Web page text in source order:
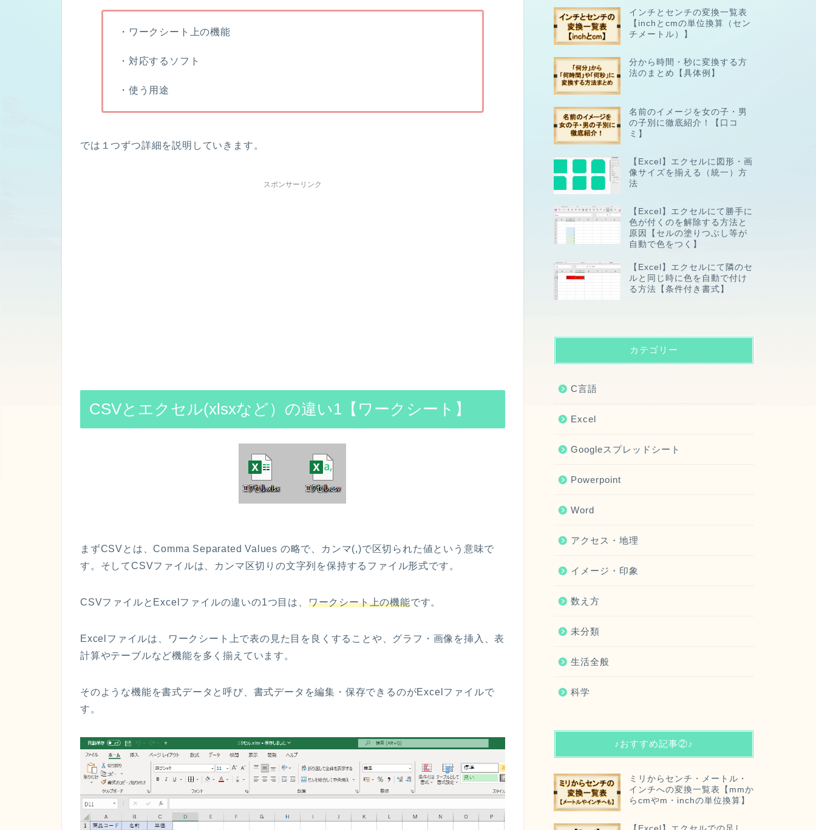
・ ワークシート上の機能
・ 対応する ソフト
・使う用途
では １つずつ詳細を説明していきます。
スポンサーリンク
CSVとエクセル(xlsxなど）の違い1【ワークシート】
まずCSVとは、Comma Separated Values の略で、 カンマ(,)で区切 られた値という意味で
す。そしてCSVファイルは、カンマ区切りの文字列を保持するファイル形式です 。
CSVファイルと Excel ファイルの違いの1つ目は、 ワークシート上の機能です。
Excel ファイルは、 ワークシート上で表の見た目を良くすることや グラフ・画像を挿入、表
計算やテーブルなど機能を多く揃えています。
そのような機能を書式データ と呼び、書式データを編集・保存でき るのがExcel ファイルで
す 。
インチとセンチの変換一覧表
【inchとcmの単位換算（セン
チメートル）】
分から時間・秒に変換する方
法のまとめ【具体例】
名前のイメージを女の子・男
の子別に徹底紹介！【口コ
ミ】
【Excel】エクセルに図形・画
像サイズを揃える（統一）方
法
【Excel】エクセルにて勝手に
色が付くのを解除する方法と
原因【セルの塗りつぶし等が
自動で色をつく】
【Excel】エクセルにて隣のセ
ルと同じ時に色を自動で付け
る方法【条件付き書式】
カテゴリー
C言語
Excel
Googleスプレッドシート
Powerpoint
Word
アクセス・地理
イメージ・印象
数え方
未分類
生活全般
科学
♪おすすめ記事②♪
ミリからセンチ・メートル・
インチへの変換一覧表【mmか
らcmやm・inchの単位換算】